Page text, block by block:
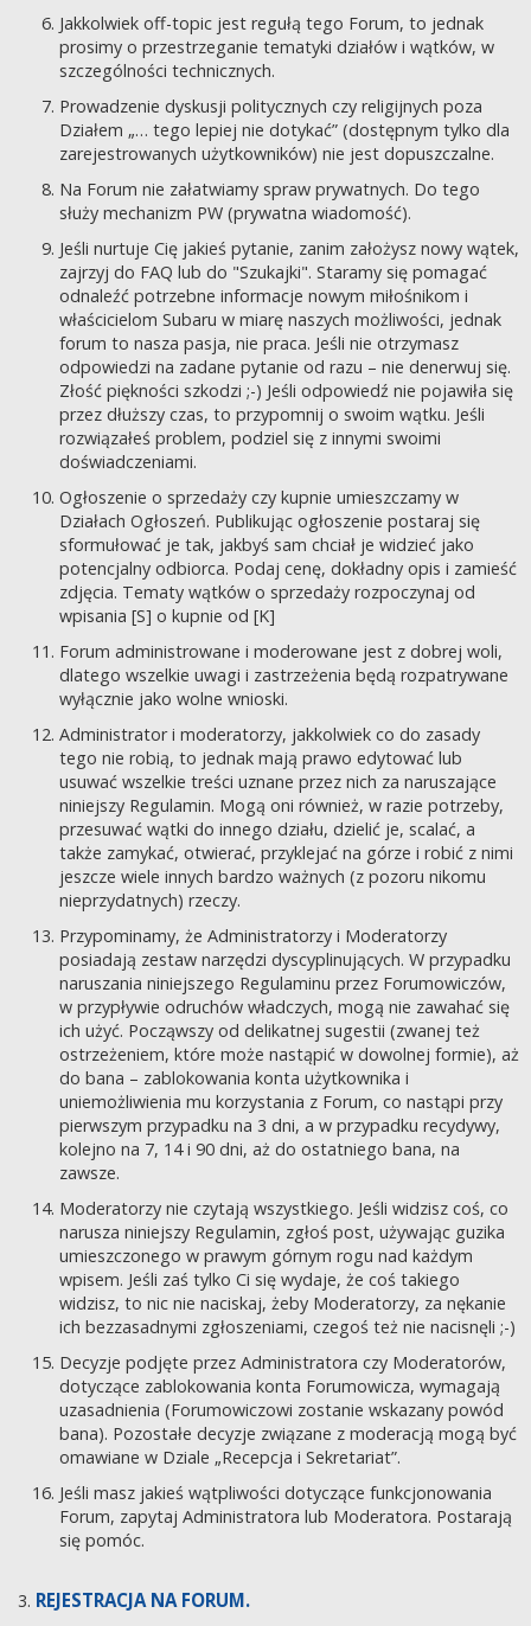
Jakkolwiek off-topic jest regułą tego Forum, to jednak
prosimy o przestrzeganie tematyki działów i wątków, w
szczególności technicznych.
Prowadzenie dyskusji politycznych czy religijnych poza
Działem „… tego lepiej nie dotykać” (dostępnym tylko dla
zarejestrowanych użytkowników) nie jest dopuszczalne.
Na Forum nie załatwiamy spraw prywatnych. Do tego
służy mechanizm PW (prywatna wiadomość).
Jeśli nurtuje Cię jakieś pytanie, zanim założysz nowy wątek,
zajrzyj do FAQ lub do "Szukajki". Staramy się pomagać
odnaleźć potrzebne informacje nowym miłośnikom i
właścicielom Subaru w miarę naszych możliwości, jednak
forum to nasza pasja, nie praca. Jeśli nie otrzymasz
odpowiedzi na zadane pytanie od razu – nie denerwuj się.
Złość piękności szkodzi ;-) Jeśli odpowiedź nie pojawiła się
przez dłuższy czas, to przypomnij o swoim wątku. Jeśli
rozwiązałeś problem, podziel się z innymi swoimi
doświadczeniami.
Ogłoszenie o sprzedaży czy kupnie umieszczamy w
Działach Ogłoszeń. Publikując ogłoszenie postaraj się
sformułować je tak, jakbyś sam chciał je widzieć jako
potencjalny odbiorca. Podaj cenę, dokładny opis i zamieść
zdjęcia. Tematy wątków o sprzedaży rozpoczynaj od
wpisania [S] o kupnie od [K]
Forum administrowane i moderowane jest z dobrej woli,
dlatego wszelkie uwagi i zastrzeżenia będą rozpatrywane
wyłącznie jako wolne wnioski.
Administrator i moderatorzy, jakkolwiek co do zasady
tego nie robią, to jednak mają prawo edytować lub
usuwać wszelkie treści uznane przez nich za naruszające
niniejszy Regulamin. Mogą oni również, w razie potrzeby,
przesuwać wątki do innego działu, dzielić je, scalać, a
także zamykać, otwierać, przyklejać na górze i robić z nimi
jeszcze wiele innych bardzo ważnych (z pozoru nikomu
nieprzydatnych) rzeczy.
Przypominamy, że Administratorzy i Moderatorzy
posiadają zestaw narzędzi dyscyplinujących. W przypadku
naruszania niniejszego Regulaminu przez Forumowiczów,
w przypływie odruchów władczych, mogą nie zawahać się
ich użyć. Począwszy od delikatnej sugestii (zwanej też
ostrzeżeniem, które może nastąpić w dowolnej formie), aż
do bana – zablokowania konta użytkownika i
uniemożliwienia mu korzystania z Forum, co nastąpi przy
pierwszym przypadku na 3 dni, a w przypadku recydywy,
kolejno na 7, 14 i 90 dni, aż do ostatniego bana, na
zawsze.
Moderatorzy nie czytają wszystkiego. Jeśli widzisz coś, co
narusza niniejszy Regulamin, zgłoś post, używając guzika
umieszczonego w prawym górnym rogu nad każdym
wpisem. Jeśli zaś tylko Ci się wydaje, że coś takiego
widzisz, to nic nie naciskaj, żeby Moderatorzy, za nękanie
ich bezzasadnymi zgłoszeniami, czegoś też nie nacisnęli ;-)
Decyzje podjęte przez Administratora czy Moderatorów,
dotyczące zablokowania konta Forumowicza, wymagają
uzasadnienia (Forumowiczowi zostanie wskazany powód
bana). Pozostałe decyzje związane z moderacją mogą być
omawiane w Dziale „Recepcja i Sekretariat”.
Jeśli masz jakieś wątpliwości dotyczące funkcjonowania
Forum, zapytaj Administratora lub Moderatora. Postarają
się pomóc.
REJESTRACJA NA FORUM.